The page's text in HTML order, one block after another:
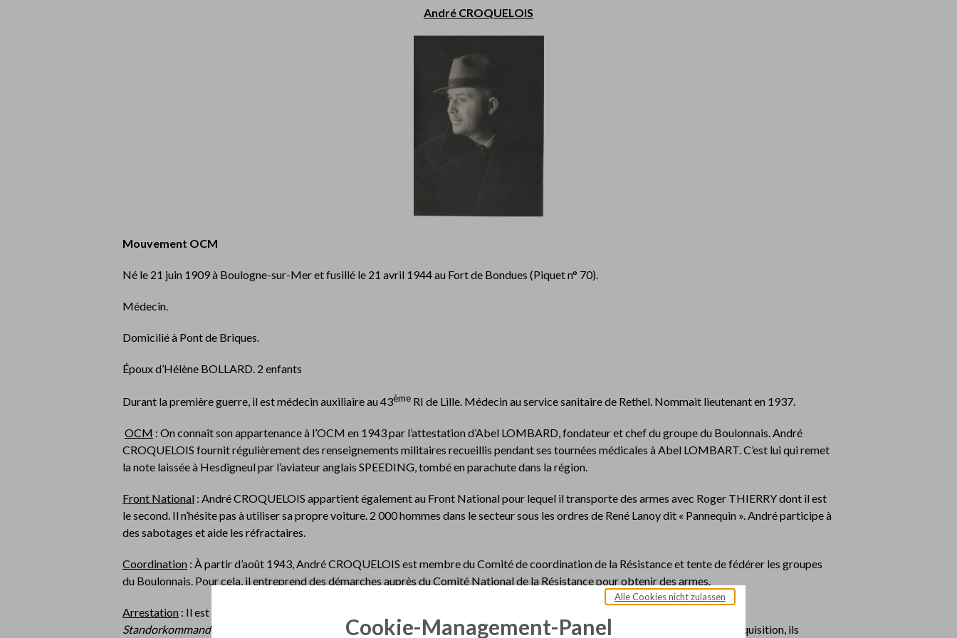
André CROQUELOIS
Mouvement OCM
Né le 21 juin 1909 à Boulogne-sur-Mer et fusillé le 21 avril 1944 au Fort de Bondues (Piquet n° 70).
Médecin.
Domicilié à Pont de Briques.
Époux d’Hélène BOLLARD. 2 enfants
Durant la première guerre, il est médecin auxiliaire au 43ème RI de Lille. Médecin au service sanitaire de Rethel. Nommait lieutenant en 1937.
OCM : On connaît son appartenance à l’OCM en 1943 par l’attestation d’Abel LOMBARD, fondateur et chef du groupe du Boulonnais. André
CROQUELOIS fournit régulièrement des renseignements militaires recueillis pendant ses tournées médicales à Abel LOMBART. C’est lui qui remet
la note laissée à Hesdigneul par l’aviateur anglais SPEEDING, tombé en parachute dans la région.
Front National : André CROQUELOIS appartient également au Front National pour lequel il transporte des armes avec Roger THIERRY dont il est
le second. Il n’hésite pas à utiliser sa propre voiture. 2 000 hommes dans le secteur sous les ordres de René Lanoy dit « Pannequin ». André participe à
des sabotages et aide les réfractaires.
Coordination : À partir d’août 1943, André CROQUELOIS est membre du Comité de coordination de la Résistance et tente de fédérer les groupes
du Boulonnais. Pour cela, il entreprend des démarches auprès du Comité National de la Résistance pour obtenir des armes.
Arrestation : Il est arrêté le 28 janvier 1944 « à son domicile vers 20h par des militaires et quelques policiers allemands en civil, le
Standorkommandant
de Pont-de-Briques ainsi qu’un membre de laFeldgendarmerie de Boulogne. Au cours d’une minutieuse perquisition, ils
Cookie-Management-Panel
Alle Cookies nicht zulassen